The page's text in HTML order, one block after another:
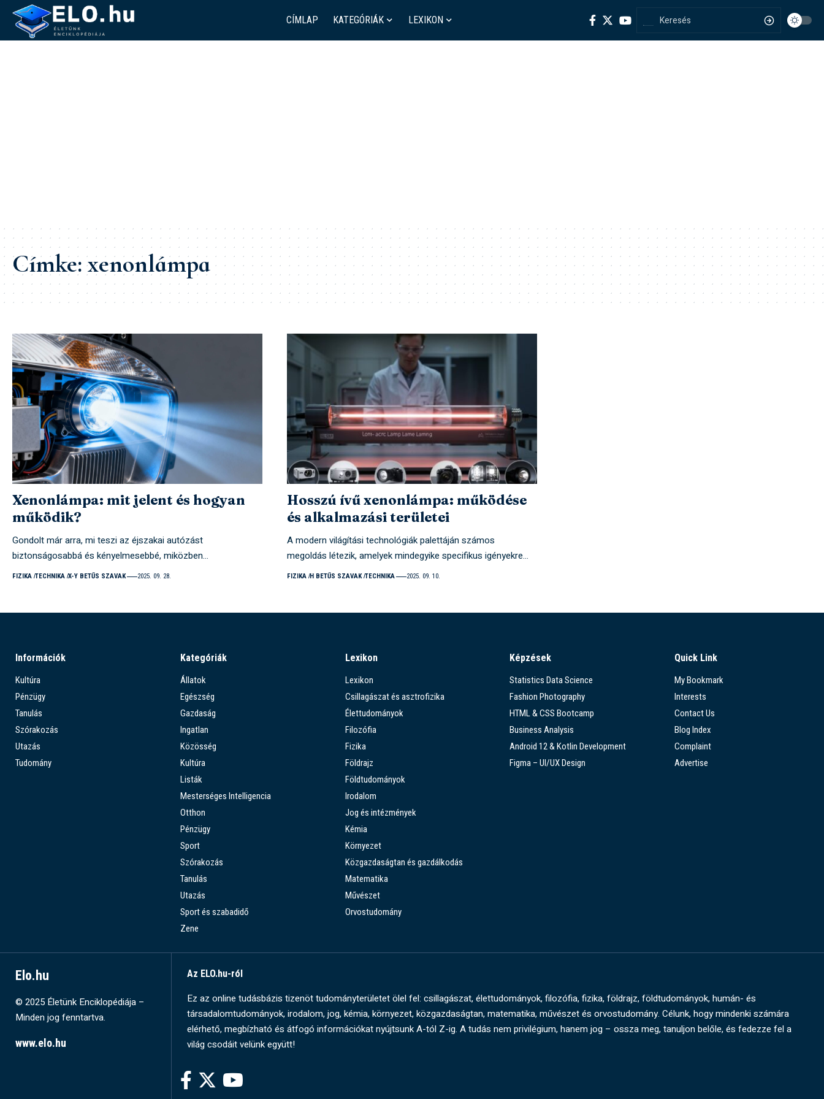
CÍMLAP KATEGÓRIÁK LEXIKON
Címke:xenonlámpa
Xenonlámpa: mit jelent és hogyan
működik?
Gondolt már arra, mi teszi az éjszakai autózást
biztonságosabbá és kényelmesebbé, miközben…
FIZIKA TECHNIKA X-Y BETŰS SZAVAK 2025. 09. 28.
Hosszú ívű xenonlámpa: működése
és alkalmazási területei
A modern világítási technológiák palettáján számos
megoldás létezik, amelyek mindegyike specifikus igényekre…
FIZIKA H BETŰS SZAVAK TECHNIKA 2025. 09. 10.
Információk
Kultúra
Pénzügy
Tanulás
Szórakozás
Utazás
Tudomány
Kategóriák
Állatok
Egészség
Gazdaság
Ingatlan
Közösség
Kultúra
Listák
Mesterséges Intelligencia
Otthon
Pénzügy
Sport
Szórakozás
Tanulás
Utazás
Sport és szabadidő
Zene
Lexikon
Lexikon
Csillagászat és asztrofizika
Élettudományok
Filozófia
Fizika
Földrajz
Földtudományok
Irodalom
Jog és intézmények
Kémia
Környezet
Közgazdaságtan és gazdálkodás
Matematika
Művészet
Orvostudomány
Képzések
Statistics Data Science
Fashion Photography
HTML & CSS Bootcamp
Business Analysis
Android 12 & Kotlin Development
Figma – UI/UX Design
Quick Link
My Bookmark
Interests
Contact Us
Blog Index
Complaint
Advertise
Elo.hu
© 2025 Életünk Enciklopédiája –
Minden jog fenntartva.
www.elo.hu
Az ELO.hu-ról
Ez az online tudásbázis tizenöt tudományterületet ölel fel: csillagászat, élettudományok, filozófia, fizika, földrajz, földtudományok, humán- és
társadalomtudományok, irodalom, jog, kémia, környezet, közgazdaságtan, matematika, művészet és orvostudomány. Célunk, hogy mindenki számára
elérhető, megbízható és átfogó információkat nyújtsunk A-tól Z-ig. A tudás nem privilégium, hanem jog – ossza meg, tanuljon belőle, és fedezze fel a
világ csodáit velünk együtt!